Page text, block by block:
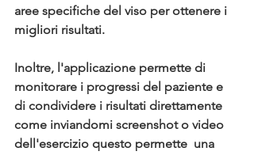
aree specifiche del viso per ottenere i
migliori risultati.
Inoltre, l'applicazione permette di
monitorare i progressi del paziente e
di condividere i risultati direttamente
come inviandomi screenshot o video
dell'esercizio questo permette  una